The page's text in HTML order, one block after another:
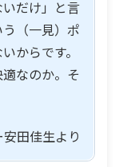
だけ」と言
（一見）ポ
からです。
なのか。そ
安田佳生より